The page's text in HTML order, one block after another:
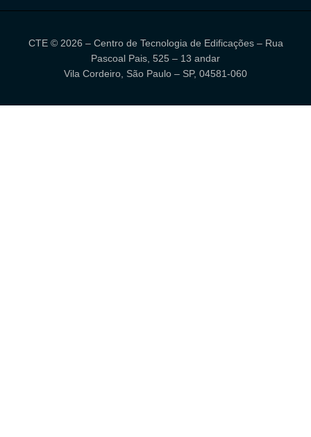
CTE © 2026 – Centro de Tecnologia de Edificações – Rua
Pascoal Pais, 525 – 13 andar
Vila Cordeiro, São Paulo – SP, 04581-060